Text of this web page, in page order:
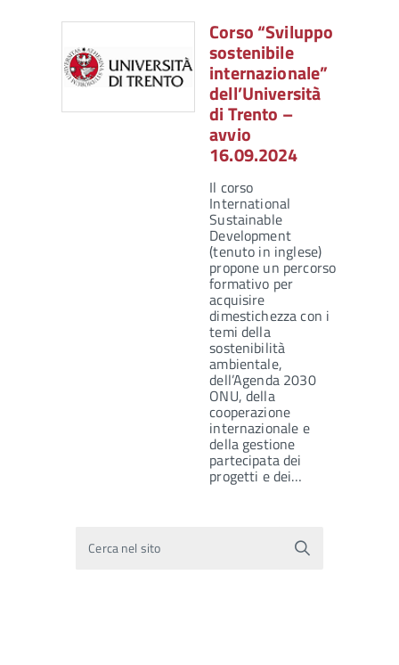
Corso “Sviluppo
sostenibile
internazionale”
dell’Università
di Trento –
avvio
16.09.2024
Il corso
International
Sustainable
Development
(tenuto in inglese)
propone un percorso
formativo per
acquisire
dimestichezza con i
temi della
sostenibilità
ambientale,
dell’Agenda 2030
ONU, della
cooperazione
internazionale e
della gestione
partecipata dei
progetti e dei…
Cerca nel sito